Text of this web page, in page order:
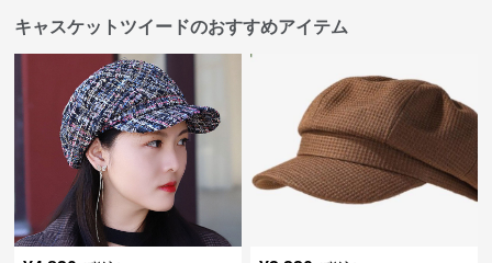
キャスケットツイードのおすすめアイテム